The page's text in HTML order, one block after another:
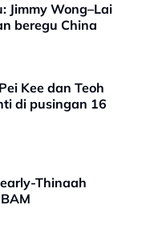
Jimmy Wong–Lai
beregu China
Kee dan Teoh
di pusingan 16
Thinaah